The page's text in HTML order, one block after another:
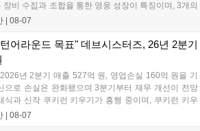
장비 수집과 조합을 통한 영웅 성장이 특징이며, 3개의
한 전략적 전투와 길드전 등 다양한 콘텐츠를 제공한
상세 내용은 공식 라운지에서 확인할 수 있다. 이용자
요 콘텐츠 플레이를 통해 성장을 지원받을 수 있다....
08-07
어라운드 목표" 데브시스터즈, 26년 2분기
년 2분기 매출 527억 원, 영업손실 160억 원을 기
으로 손실은 완화됐으며 3분기부터 재무 개선이 전망
식과 신작 쿠키런 키우기가 흥행 중이며, 쿠키런 키우
이트를 시작으로 2주 간격의 콘텐츠를 제공한다. 또한
08-07